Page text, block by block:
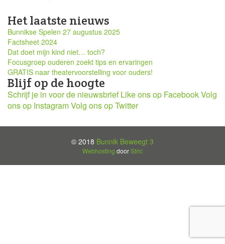
Het laatste nieuws
Bunnikse Spelen 27 augustus 2025
Factsheet 2024
Dat doet mijn kind niet… toch?
Focusgroep ouderen zoekt tips en ervaringen
GRATIS naar theatervoorstelling voor ouders!
Blijf op de hoogte
Schrijf je in voor de nieuwsbrief Like ons op FacebookVolg
ons op InstagramVolg ons op Twitter
© 2018 Bunnik Beweegt 3
Webhosting doorStric